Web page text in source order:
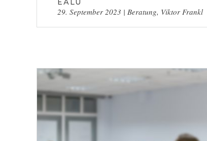
29. September 2023 | Beratung, Viktor Frankl